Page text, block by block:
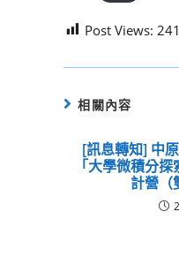
Post Views: 241
相關內容
[訊息轉知] 中
「大學微積分
計營（